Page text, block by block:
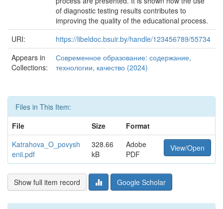
of diagnostic testing results contributes to
improving the quality of the educational process.
URI:
https://libeldoc.bsuir.by/handle/123456789/55734
Appears in
Collections:
Современное образование: содержание,
технологии, качество (2024)
Files in This Item:
File
Size
Format
Katrahova_O_povysh
enii.pdf
328.66
kB
Adobe
PDF
View/Open
Show full item record Google Scholar